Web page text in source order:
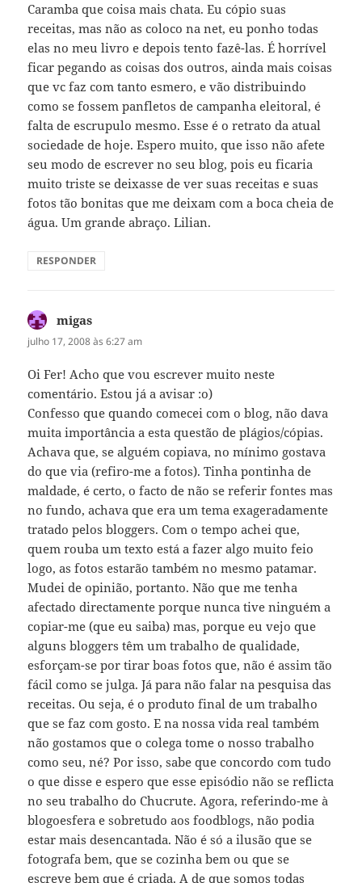
Caramba que coisa mais chata. Eu cópio suas
receitas, mas não as coloco na net, eu ponho todas
elas no meu livro e depois tento fazê-las. É horrível
ficar pegando as coisas dos outros, ainda mais coisas
que vc faz com tanto esmero, e vão distribuindo
como se fossem panfletos de campanha eleitoral, é
falta de escrupulo mesmo. Esse é o retrato da atual
sociedade de hoje. Espero muito, que isso não afete
seu modo de escrever no seu blog, pois eu ficaria
muito triste se deixasse de ver suas receitas e suas
fotos tão bonitas que me deixam com a boca cheia de
água. Um grande abraço. Lilian.
RESPONDER
migas
julho 17, 2008 às 6:27 am
Oi Fer! Acho que vou escrever muito neste
comentário. Estou já a avisar :o)
Confesso que quando comecei com o blog, não dava
muita importância a esta questão de plágios/cópias.
Achava que, se alguém copiava, no mínimo gostava
do que via (refiro-me a fotos). Tinha pontinha de
maldade, é certo, o facto de não se referir fontes mas
no fundo, achava que era um tema exageradamente
tratado pelos bloggers. Com o tempo achei que,
quem rouba um texto está a fazer algo muito feio
logo, as fotos estarão também no mesmo patamar.
Mudei de opinião, portanto. Não que me tenha
afectado directamente porque nunca tive ninguém a
copiar-me (que eu saiba) mas, porque eu vejo que
alguns bloggers têm um trabalho de qualidade,
esforçam-se por tirar boas fotos que, não é assim tão
fácil como se julga. Já para não falar na pesquisa das
receitas. Ou seja, é o produto final de um trabalho
que se faz com gosto. E na nossa vida real também
não gostamos que o colega tome o nosso trabalho
como seu, né? Por isso, sabe que concordo com tudo
o que disse e espero que esse episódio não se reflicta
no seu trabalho do Chucrute. Agora, referindo-me à
blogoesfera e sobretudo aos foodblogs, não podia
estar mais desencantada. Não é só a ilusão que se
fotografa bem, que se cozinha bem ou que se
escreve bem que é criada. A de que somos todas